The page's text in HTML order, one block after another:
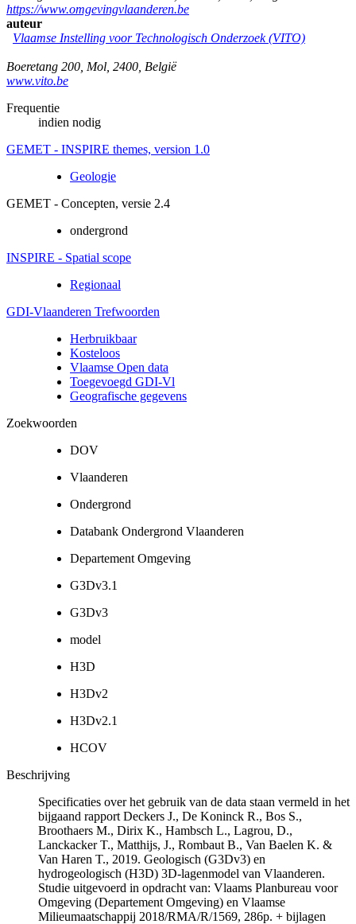
https://www.omgevingvlaanderen.be
auteur
Vlaamse Instelling voor Technologisch Onderzoek (VITO)
Boeretang 200 Mol 2400 België
www.vito.be
Frequentie
indien nodig
GEMET - INSPIRE themes, version 1.0
Geologie
GEMET - Concepten, versie 2.4
ondergrond
INSPIRE - Spatial scope
Regionaal
GDI-Vlaanderen Trefwoorden
Herbruikbaar
Kosteloos
Vlaamse Open data
Toegevoegd GDI-Vl
Geografische gegevens
Zoekwoorden
DOV
Vlaanderen
Ondergrond
Databank Ondergrond Vlaanderen
Departement Omgeving
G3Dv3.1
G3Dv3
model
H3D
H3Dv2
H3Dv2.1
HCOV
Beschrijving
Specificaties over het gebruik van de data staan vermeld in het
bijgaand rapport Deckers J., De Koninck R., Bos S.,
Broothaers M., Dirix K., Hambsch L., Lagrou, D.,
Lanckacker T., Matthijs, J., Rombaut B., Van Baelen K. &
Van Haren T., 2019. Geologisch (G3Dv3) en
hydrogeologisch (H3D) 3D-lagenmodel van Vlaanderen.
Studie uitgevoerd in opdracht van: Vlaams Planbureau voor
Omgeving (Departement Omgeving) en Vlaamse
Milieumaatschappij 2018/RMA/R/1569, 286p. + bijlagen